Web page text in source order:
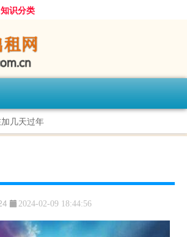
知识分类
几天过年
2024-02-09 18:44:56